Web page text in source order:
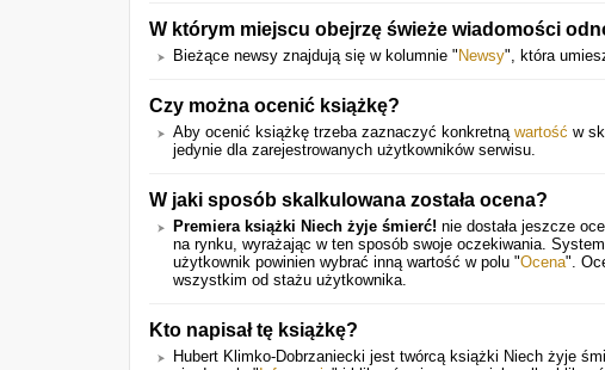
W którym miejscu obejrzę świeże wiadomości
Bieżące newsy znajdują się w kolumnie " Newsy", która
Czy można ocenić książkę?
Aby ocenić książkę trzeba zaznaczyć konkretną wartość w
jedynie dla zarejestrowanych użytkowników serwisu.
W jaki sposób skalkulowana została ocena?
Premiera książki Niech żyje śmierć! nie dostała jeszcze
na rynku, wyrażając w ten sposób swoje oczekiwania.
użytkownik powinien wybrać inną wartość w polu "Ocena".
wszystkim od stażu użytkownika.
Kto napisał tę książkę?
Hubert Klimko-Dobrzaniecki jest twórcą książki Niech żyje